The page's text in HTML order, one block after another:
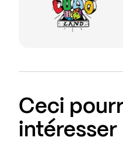
Ceci
intéresser